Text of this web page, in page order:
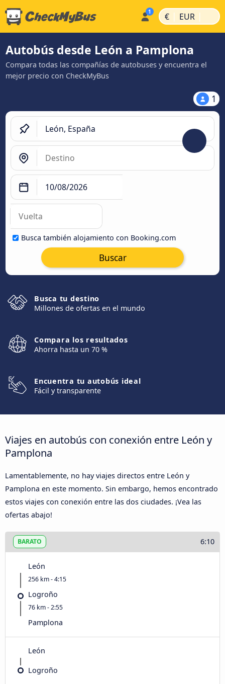
€ | EUR |
Autobús desde León a Pamplona
Compara todas las compañías de autobuses y encuentra el
mejor precio con CheckMyBus
1
Busca también alojamiento con Booking.com
Buscar
Busca tu destino
Millones de ofertas en el mundo
Compara los resultados
Ahorra hasta un 70 %
Encuentra tu autobús ideal
Fácil y transparente
Viajes en autobús con conexión entre León y
Pamplona
Lamentablemente, no hay viajes directos entre León y
Pamplona en este momento. Sin embargo, hemos encontrado
estos viajes con conexión entre las dos ciudades. ¡Vea las
ofertas abajo!
BARATO 6:10
León
256 km - 4:15
Logroño
76 km - 2:55
Pamplona
León
Logroño